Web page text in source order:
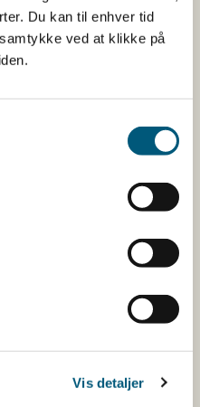
Du kan til enhver tid
ved at klikke på
Vis detaljer